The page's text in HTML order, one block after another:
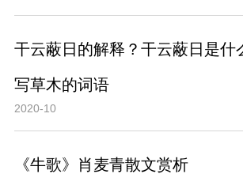
干云蔽日的解释？干云蔽日是什
写草木的词语
2020-10
《牛歌》肖麦青散文赏析